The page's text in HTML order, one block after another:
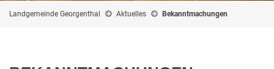
Landgemeinde Georgenthal Aktuelles Bekanntmachungen